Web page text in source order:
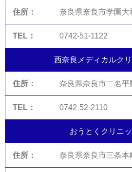
奈良県奈良市学園大
0742-51-1122
西奈良メディカルク
奈良県奈良市二名平
0742-52-2110
おうとくクリニ
奈良県奈良市三条本